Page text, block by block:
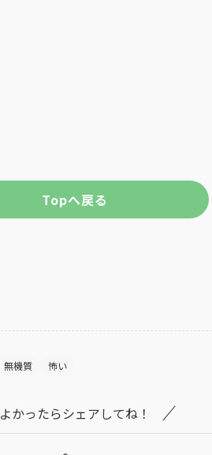
Topへ戻る
無機質 怖い
よかったらシェアしてね！